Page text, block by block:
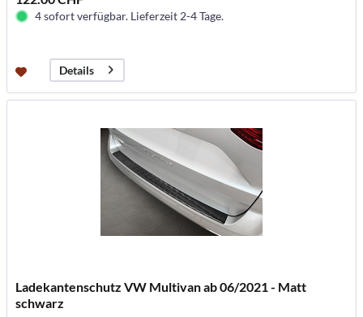
4 sofort verfügbar. Lieferzeit 2-4 Tage.
Details
Ladekantenschutz VW Multivan ab 06/2021 - Matt
schwarz